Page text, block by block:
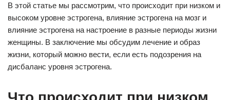
В этой статье мы рассмотрим, что происходит при низком и
высоком уровне эстрогена, влияние эстрогена на мозг и
влияние эстрогена на настроение в разные периоды жизни
женщины. В заключение мы обсудим лечение и образ
жизни, который можно вести, если есть подозрения на
дисбаланс уровня эстрогена.